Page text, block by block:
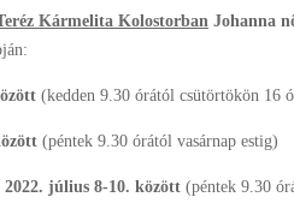
Kármelita Kolostorban Johanna
(kedden 9.30 órától csütörtökön 16
(péntek 9.30 órától vasárnap estig)
2022. július 8-10. között (péntek 9.30